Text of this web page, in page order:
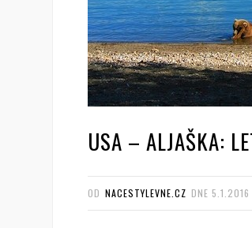
USA – ALJAŠKA:
OD NACESTYLEVNE.CZ DNE 5.1.2016